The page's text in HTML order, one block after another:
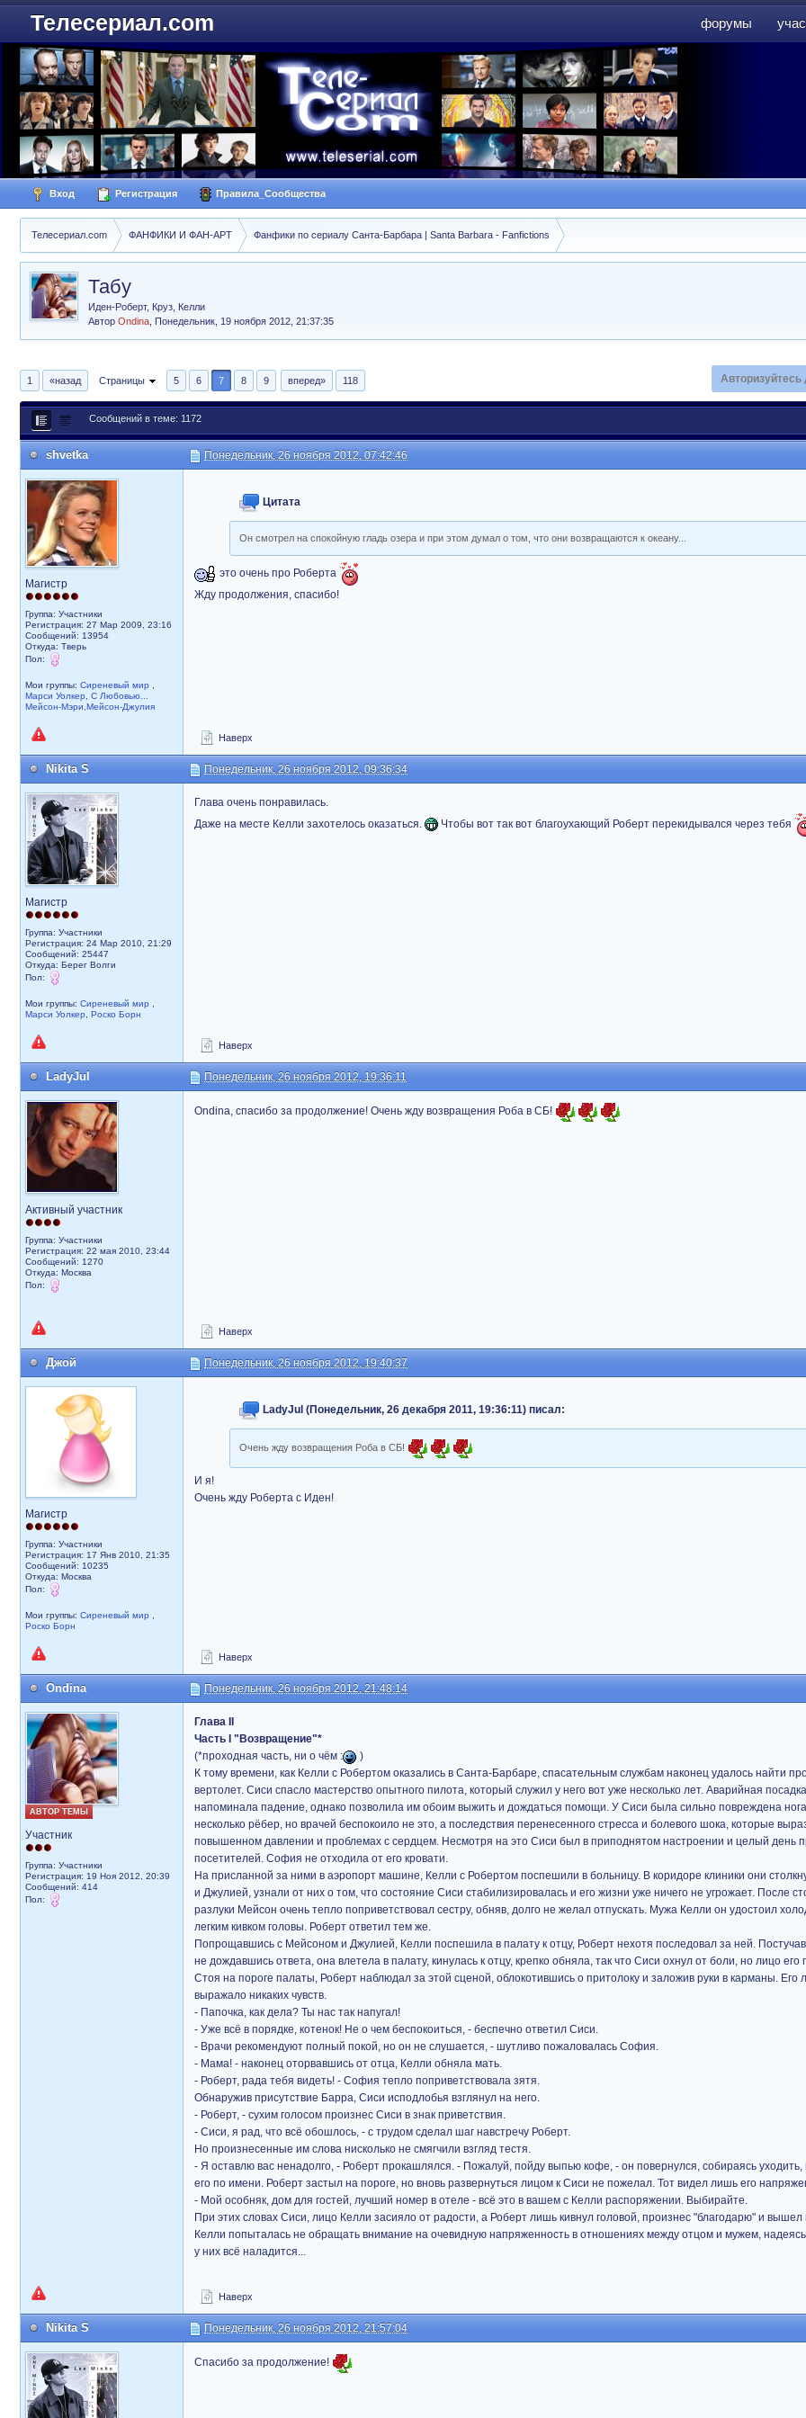
форумы
Телесериал.com
Вход Регистрация Правила_Сообщества
Телесериал.com ФАНФИКИ И ФАН-АРТ Фанфики по сериалу Санта-Барбара | Santa Barbara - Fanfictions
Табу
Иден-Роберт, Круз, Келли
Автор Ondina Понедельник, 19 ноября 2012, 21:37:35
1 «назад Страницы 5 6 7 8 9 вперед» 118 Авторизуйтесь
Сообщений в теме: 1172
shvetka Понедельник, 26 ноября 2012, 07:42:46
Магистр
Группа: Участники
Регистрация: 27 Мар 2009, 23:16
Сообщений: 13954
Откуда: Тверь
Пол:
Мои группы: Сиреневый мир
Марси Уолкер
С Любовью...
Мейсон-Мэри,Мейсон-Джулия
Цитата
Он смотрел на спокойную гладь озера и при этом думал о том, что они возвращаются к океану...
это очень про Роберта
Жду продолжения, спасибо!
Наверх
Nikita S Понедельник, 26 ноября 2012, 09:36:34
Магистр
Группа: Участники
Регистрация: 24 Мар 2010, 21:29
Сообщений: 25447
Откуда: Берег Волги
Пол:
Мои группы: Сиреневый мир
Марси Уолкер
Роско Борн
Глава очень понравилась.
Даже на месте Келли захотелось оказаться.
Чтобы вот так вот благоухающий Роберт перекидывался через тебя
Наверх
LadyJul Понедельник, 26 ноября 2012, 19:36:11
Активный участник
Группа: Участники
Регистрация: 22 мая 2010, 23:44
Сообщений: 1270
Откуда: Москва
Пол:
Ondina, спасибо за продолжение! Очень жду возвращения Роба в СБ!
Наверх
Джой Понедельник, 26 ноября 2012, 19:40:37
Магистр
Группа: Участники
Регистрация: 17 Янв 2010, 21:35
Сообщений: 10235
Откуда: Москва
Пол:
Мои группы: Сиреневый мир
Роско Борн
LadyJul (Понедельник, 26 декабря 2011, 19:36:11) писал:
Очень жду возвращения Роба в СБ!
И я!
Очень жду Роберта с Иден!
Наверх
Ondina Понедельник, 26 ноября 2012, 21:48:14
АВТОР ТЕМЫ
Участник
Группа: Участники
Регистрация: 19 Ноя 2012, 20:39
Сообщений: 414
Пол:
Глава II
Часть I "Возвращение"*
(*проходная часть, ни о чём :
)
К тому времени, как Келли с Робертом оказались в Санта-Барбаре, спасательным службам наконец удалось найти
вертолет. Сиси спасло мастерство опытного пилота, который служил у него вот уже несколько лет. Аварийная
напоминала падение, однако позволила им обоим выжить и дождаться помощи. У Сиси была сильно повреждена
несколько рёбер, но врачей беспокоило не это, а последствия перенесенного стресса и болевого шока, которые
повышенном давлении и проблемах с сердцем. Несмотря на это Сиси был в приподнятом настроении и целый день
посетителей. София не отходила от его кровати.
На присланной за ними в аэропорт машине, Келли с Робертом поспешили в больницу. В коридоре клиники они
и Джулией, узнали от них о том, что состояние Сиси стабилизировалась и его жизни уже ничего не угрожает. После
разлуки Мейсон очень тепло поприветствовал сестру, обняв, долго не желал отпускать. Мужа Келли он удостоил
легким кивком головы. Роберт ответил тем же.
Попрощавшись с Мейсоном и Джулией, Келли поспешила в палату к отцу, Роберт нехотя последовал за ней.
не дождавшись ответа, она влетела в палату, кинулась к отцу, крепко обняла, так что Сиси охнул от боли, но лицо его
Стоя на пороге палаты, Роберт наблюдал за этой сценой, облокотившись о притолоку и заложив руки в карманы. Его
выражало никаких чувств.
- Папочка, как дела? Ты нас так напугал!
- Уже всё в порядке, котенок! Не о чем беспокоиться, - беспечно ответил Сиси.
- Врачи рекомендуют полный покой, но он не слушается, - шутливо пожаловалась София.
- Мама! - наконец оторвавшись от отца, Келли обняла мать.
- Роберт, рада тебя видеть! - София тепло поприветствовала зятя.
Обнаружив присутствие Барра, Сиси исподлобья взглянул на него.
- Роберт, - сухим голосом произнес Сиси в знак приветствия.
- Сиси, я рад, что всё обошлось, - с трудом сделал шаг навстречу Роберт.
Но произнесенные им слова нисколько не смягчили взгляд тестя.
- Я оставлю вас ненадолго, - Роберт прокашлялся. - Пожалуй, пойду выпью кофе, - он повернулся, собираясь уходить,
его по имени. Роберт застыл на пороге, но вновь развернуться лицом к Сиси не пожелал. Тот видел лишь его
- Мой особняк, дом для гостей, лучший номер в отеле - всё это в вашем с Келли распоряжении. Выбирайте.
При этих словах Сиси, лицо Келли засияло от радости, а Роберт лишь кивнул головой, произнес "благодарю" и
Келли попыталась не обращать внимание на очевидную напряженность в отношениях между отцом и мужем,
у них всё наладится...
Наверх
Nikita S Понедельник, 26 ноября 2012, 21:57:04
Спасибо за продолжение!